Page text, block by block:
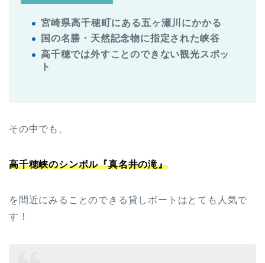
宮崎県高千穂町にある五ヶ瀬川にかかる
国の名勝・天然記念物に指定された峡谷
高千穂では外すことのできない観光スポッ
ト
その中でも、
高千穂峡のシンボル『真名井の滝』
を間近にみることのできる貸しボートはとても人気で
す！